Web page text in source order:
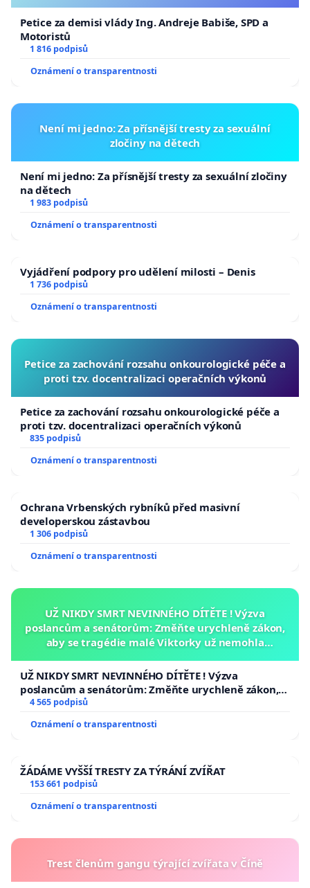
Petice za demisi vlády Ing. Andreje Babiše, SPD a
Motoristů
1 816 podpisů
Oznámení o transparentnosti
Není mi jedno: Za přísnější tresty za sexuální
zločiny na dětech
Není mi jedno: Za přísnější tresty za sexuální zločiny
na dětech
1 983 podpisů
Oznámení o transparentnosti
Vyjádření podpory pro udělení milosti – Denis
1 736 podpisů
Oznámení o transparentnosti
Petice za zachování rozsahu onkourologické péče a
proti tzv. docentralizaci operačních výkonů
Petice za zachování rozsahu onkourologické péče a
proti tzv. docentralizaci operačních výkonů
835 podpisů
Oznámení o transparentnosti
Ochrana Vrbenských rybníků před masivní
developerskou zástavbou
1 306 podpisů
Oznámení o transparentnosti
UŽ NIKDY SMRT NEVINNÉHO DÍTĚTE ! Výzva
poslancům a senátorům: Změňte urychleně zákon,
aby se tragédie malé Viktorky už nemohla
UŽ NIKDY SMRT NEVINNÉHO DÍTĚTE ! Výzva
poslancům a senátorům: Změňte urychleně zákon,
aby se tragédie malé Viktorky už nemohla opakovat!
4 565 podpisů
Oznámení o transparentnosti
ŽÁDÁME VYŠŠÍ TRESTY ZA TÝRÁNÍ ZVÍŘAT
153 661 podpisů
Oznámení o transparentnosti
Trest členům gangu týrající zvířata v Číně